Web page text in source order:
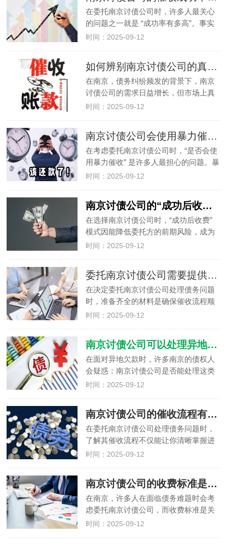
在委托南京讨债公司时，许多人最关心
的问题之一就是 “成功率有多高”。事实
上，南京讨债公司的催收成功率并非固
可能较大。本文将详细分析影响南…
时间：2025-09-12
如何辨别南京讨债公司的真假？
在南京，债务纠纷频发的背景下，南京
讨债公司的需求日益增长，但市场上真
假机构混杂，不少人因误信 “假公司” 而
律纠纷。本文将分享 6 个实用…
时间：2025-09-12
南京讨债公司会使用暴力催收吗？
在考虑委托南京讨债公司时，“是否会使
用暴力催收” 是许多人最担心的问题。暴
力催收不仅会对债务人造成伤害，还可
其是否正规合法。本文将详细…
时间：2025-09-12
南京讨债公司的“成功后收费”模式靠谱吗？
在选择南京讨债公司时，“成功后收费”
模式因能降低委托方的前期风险，成为
许多人的首选。但不少人会疑惑：这种
性，但需结合公司资质、合同…
时间：2025-09-12
委托南京讨债公司需要提供哪些材料？
在决定委托南京讨债公司处理债务问题
时，准备齐全的材料是确保催收流程顺
利启动的关键。正规南京讨债公司会要
据。本文将详细列出委托南京讨债公…
时间：2025-09-12
南京讨债公司可以处理异地债务吗？
在面对异地欠款时，许多南京的债权人
会疑惑：南京讨债公司是否能处理这类
跨区域债务？事实上，正规南京讨债公
件。本文将详细介绍南京讨债公司处
理…
时间：2025-09-12
南京讨债公司的催收流程有哪些步骤？
在委托南京讨债公司处理债务问题时，
了解其催收流程不仅能让你清晰掌握进
度，还能判断公司是否正规。正规南京
文将详细拆解南京讨债公司的典型催…
时间：2025-09-12
南京讨债公司的收费标准是怎样的？
在南京，许多人在面临债务难题时会考
虑委托南京讨债公司，而收费标准是关
注的核心问题之一。和杭州讨债公司类
时间：2025-09-12